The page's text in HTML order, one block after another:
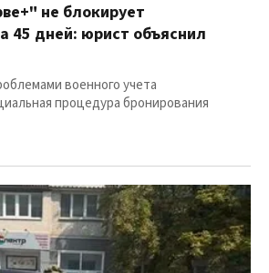
не блокирует
45 дней: юрист объяснил
военного учета
процедура бронирования